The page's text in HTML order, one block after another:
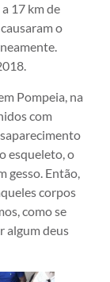
17 km de
o
Pompeia, na
com
esqueleto, o
gesso. Então,
corpos
como se
algum deus